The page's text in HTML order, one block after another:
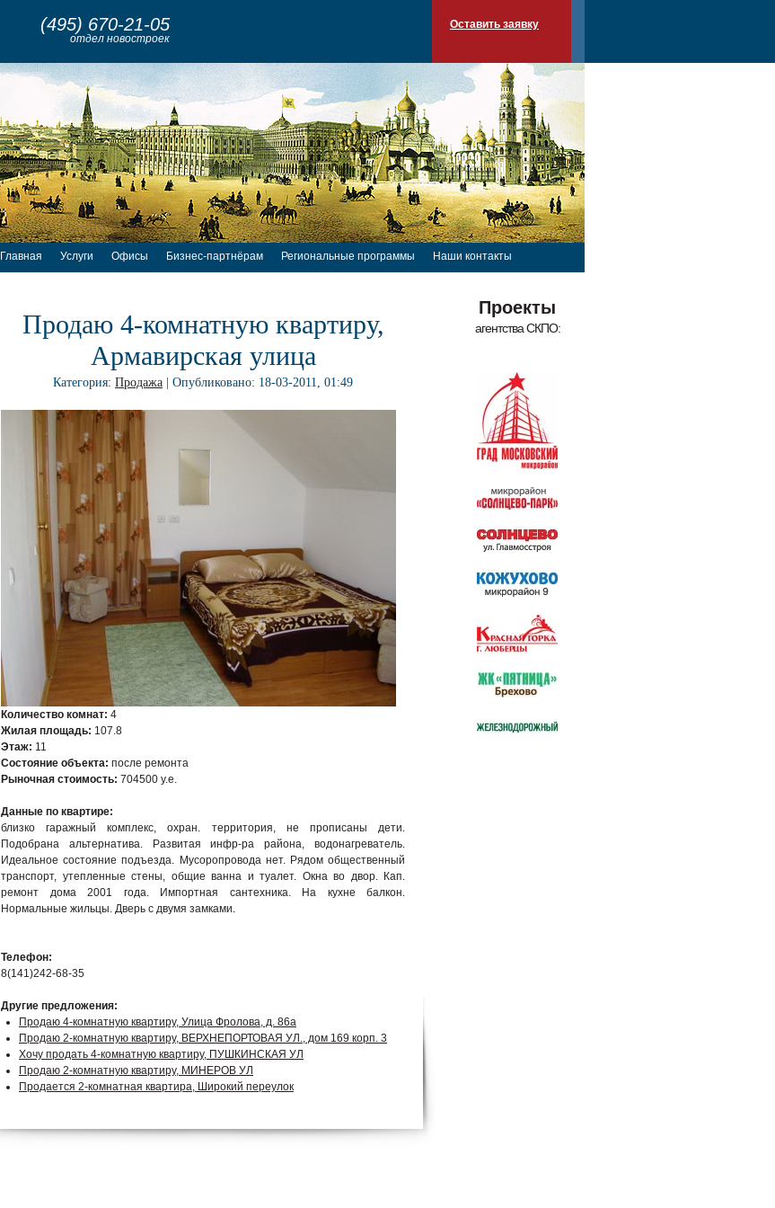
(495) 670-21-05
отдел новостроек
Оставить заявку
Главная Услуги Офисы Бизнес-партнёрам Региональные программы Наши контакты
Продаю 4-комнатную квартиру,
Армавирская улица
Категория: Продажа | Опубликовано: 18-03-2011, 01:49
Количество комнат: 4
Жилая площадь: 107.8
Этаж: 11
Состояние объекта: после ремонта
Рыночная стоимость: 704500 у.е.
Данные по квартире:
близко гаражный комплекс, охран. территория, не прописаны дети.
Подобрана альтернатива. Развитая инфр-ра района, водонагреватель.
Идеальное состояние подъезда. Мусоропровода нет. Рядом общественный
транспорт, утепленные стены, общие ванна и туалет. Окна во двор. Кап.
ремонт дома 2001 года. Импортная сантехника. На кухне балкон.
Нормальные жильцы. Дверь с двумя замками.
Телефон:
8(141)242-68-35
Другие предложения:
Продаю 4-комнатную квартиру, Улица Фролова, д. 86а
Продаю 2-комнатную квартиру, ВЕРХНЕПОРТОВАЯ УЛ., дом 169 корп. 3
Хочу продать 4-комнатную квартиру, ПУШКИНСКАЯ УЛ
Продаю 2-комнатную квартиру, МИНЕРОВ УЛ
Продается 2-комнатная квартира, Широкий переулок
Проекты
агентства СКПО: